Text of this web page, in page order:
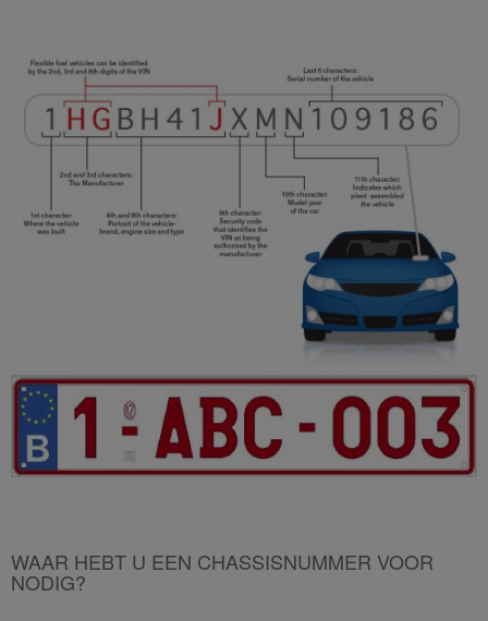
WAAR HEBT U EEN CHASSISNUMMER VOOR
NODIG?